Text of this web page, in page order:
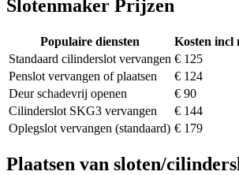
Slotenmaker Prijzen
Populaire diensten
Kosten incl
Standaard cilinderslot vervangen € 125
Penslot vervangen of plaatsen
€ 124
Deur schadevrij openen
€ 90
Cilinderslot SKG3 vervangen
€ 144
Oplegslot vervangen (standaard) € 179
Plaatsen van sloten/